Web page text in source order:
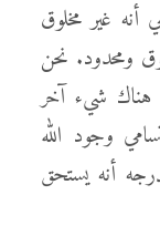
أنه غير مخلوق
ومحدود. نحن
هناك شيء آخر
وجود الله
أنه يستحق